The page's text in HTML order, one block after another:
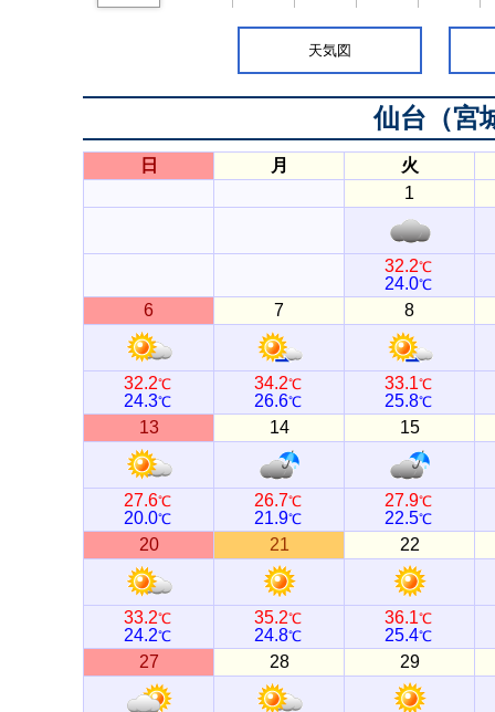
天気図
仙台（宮
日 月
火
1
32.2℃
24.0℃
6 7 8
32.2℃
24.3℃
34.2℃
26.6℃
33.1℃
25.8℃
13 14 15
27.6℃
20.0℃
26.7℃
21.9℃
27.9℃
22.5℃
20 21 22
33.2℃
24.2℃
35.2℃
24.8℃
36.1℃
25.4℃
27 28 29